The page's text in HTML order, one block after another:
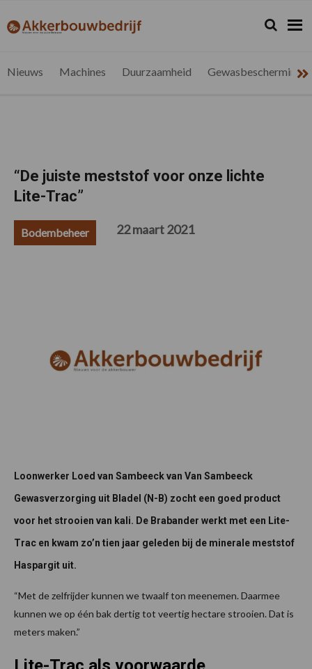
de
de
de
de
akkerbouwbedrijf.be
Nieuws
Zoeken...
Zoek
Nieuws Machines Duurzaamheid Gewasbescherming
“De juiste meststof voor onze lichte
Lite-Trac”
Bodembeheer 22 maart 2021
Loonwerker Loed van Sambeeck van Van Sambeeck
Gewasverzorging uit Bladel (N-B) zocht een goed product
voor het strooien van kali. De Brabander werkt met een Lite-
Trac en kwam zo’n tien jaar geleden bij de minerale meststof
Haspargit uit.
“Met de zelfrijder kunnen we twaalf ton meenemen. Daarmee
kunnen we op één bak dertig tot veertig hectare strooien. Dat is
meters maken.”